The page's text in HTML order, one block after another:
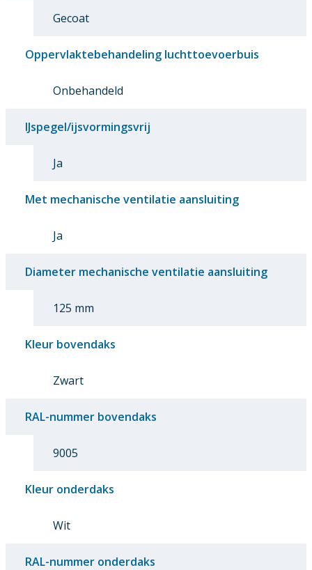
Gecoat
Oppervlaktebehandeling luchttoevoerbuis
Onbehandeld
IJspegel/ijsvormingsvrij
Ja
Met mechanische ventilatie aansluiting
Ja
Diameter mechanische ventilatie aansluiting
125 mm
Kleur bovendaks
Zwart
RAL-nummer bovendaks
9005
Kleur onderdaks
Wit
RAL-nummer onderdaks